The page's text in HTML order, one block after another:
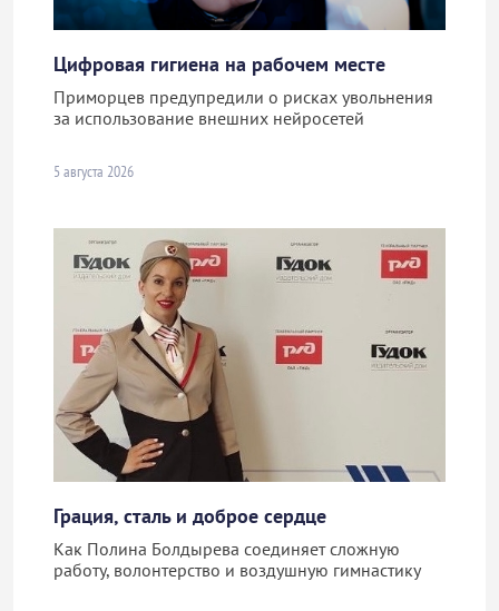
Цифровая гигиена на рабочем месте
Приморцев предупредили о рисках увольнения
за использование внешних нейросетей
5 августа 2026
Грация, сталь и доброе сердце
Как Полина Болдырева соединяет сложную
работу, волонтерство и воздушную гимнастику